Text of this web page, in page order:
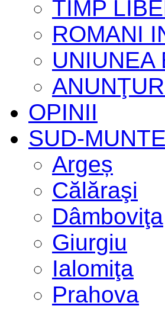
TIMP
ROMANI
UNIUNEA
OPINII
SUD-
Argeș
Călăraşi
Dâmboviţa
Giurgiu
Ialomiţa
Prahova